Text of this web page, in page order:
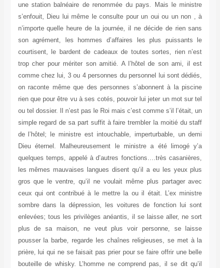
une station balnéaire de renommée du pays. Mais le ministre
s’enfouit, Dieu lui même le consulte pour un oui ou un non , à
n’importe quelle heure de la journée, il ne décide de rien sans
son agrément, les hommes d’affaires les plus puissants le
courtisent, le bardent de cadeaux de toutes sortes, rien n’est
trop cher pour mériter son amitié. A l’hôtel de son ami, il est
comme chez lui, 3 ou 4 personnes du personnel lui sont dédiés,
on raconte même que des personnes s’abonnent à la piscine
rien que pour être vu à ses cotés, pouvoir lui jeter un mot sur tel
ou tel dossier. Il n’est pas le Roi mais c’est comme s’il l’était, un
simple regard de sa part suffit à faire trembler la moitié du staff
de l’hôtel; le ministre est intouchable, imperturbable, un demi
Dieu éternel. Malheureusement le ministre a été limogé y’a
quelques temps, appelé à d’autres fonctions….très casanières,
les mêmes mauvaises langues disent qu’il a eu les yeux plus
gros que le ventre, qu’il ne voulait même plus partager avec
ceux qui ont contribué à le mettre la ou il était. L’ex ministre
sombre dans la dépression, les voitures de fonction lui sont
enlevées; tous les privilèges anéantis, il se laisse aller, ne sort
plus de sa maison, ne veut plus voir personne, se laisse
pousser la barbe, regarde les chaînes religieuses, se met à la
prière, lui qui ne se faisait pas prier pour se faire offrir une belle
bouteille de whisky. L’homme ne comprend pas, il se dit qu’il